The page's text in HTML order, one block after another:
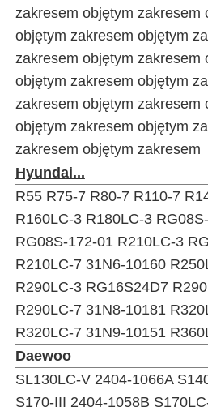
zakresem objętym zakresem
objętym zakresem objętym
zakresem objętym zakresem
objętym zakresem objętym
zakresem objętym zakresem
objętym zakresem objętym
zakresem objętym zakresem
Hyundai...
R55 R75-7 R80-7 R110-7
R160LC-3 R180LC-3
RG08S-172-01 R210LC-3
R210LC-7 31N6-10160
R290LC-3 RG16S24D7
R290LC-7 31N8-10181
R320LC-7 31N9-10151
Daewoo
SL130LC-V 2404-1066A
S170-III 2404-1058B